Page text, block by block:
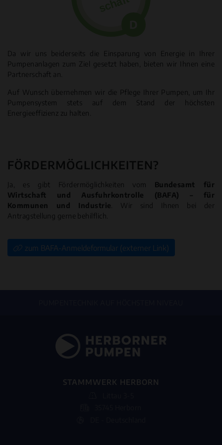
Da wir uns beiderseits die Einsparung von Energie in Ihrer
Pumpenanlagen zum Ziel gesetzt haben, bieten wir Ihnen eine
Partnerschaft an.
Auf Wunsch übernehmen wir die Pflege Ihrer Pumpen, um Ihr
Pumpensystem stets auf dem Stand der höchsten
Energieeffizienz zu halten.
FÖRDERMÖGLICHKEITEN?
Ja, es gibt Fördermöglichkeiten vom Bundesamt für
Wirtschaft und Ausfuhrkontrolle (BAFA) – für
Kommunen und Industrie . Wir sind Ihnen bei der
Antragstellung gerne behilflich.
zum BAFA-Anmeldeformular (externer Link)
STAMMWERK HERBORN